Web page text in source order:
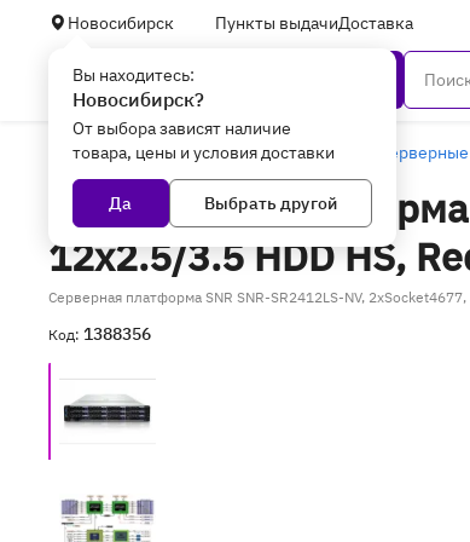
Новосибирск Пункты выдачиДоставка
Вы находитесь:
Новосибирск?
От выбора зависят наличие
товара, цены и условия доставки
Да Выбрать другой
Главная Серверное оборудование
Серверная
12x2.5/3.5 HDD HS,
Серверная платформа SNR SNR-SR2412LS-NV,
Код: 1388356